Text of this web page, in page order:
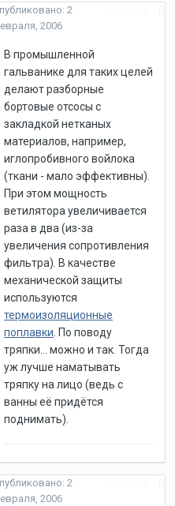
2
2006
В промышленной
гальванике для таких целей
делают разборные
бортовые отсосы с
закладкой нетканых
материалов, например,
иглопробивного войлока
(ткани - мало эффективны).
При этом мощность
ветилятора увеличивается
раза в два (из-за
увеличения сопротивления
фильтра). В качестве
механической защиты
используются
термоизоляционные
поплавки . По поводу
тряпки... можно и так. Тогда
уж лучше наматывать
тряпку на лицо (ведь с
ванны её придётся
поднимать).
2
2006